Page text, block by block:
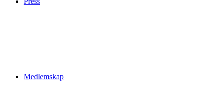
Medlemskap